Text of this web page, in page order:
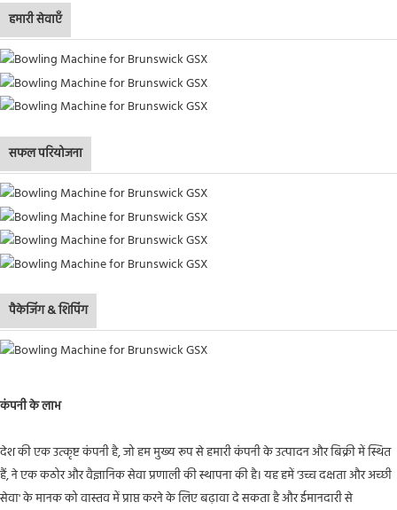
हमारी सेवाएँ
सफल परियोजना
पैकेजिंग & शिपिंग
कंपनी के लाभ
देश की एक उत्कृष्ट कंपनी है, जो हम मुख्य रूप से हमारी कंपनी के उत्पादन और बिक्री में स्थित
हैं, ने एक कठोर और वैज्ञानिक सेवा प्रणाली की स्थापना की है। यह हमें 'उच्च दक्षता और अच्छी
सेवा' के मानक को वास्तव में प्राप्त करने के लिए बढ़ावा दे सकता है और ईमानदारी से